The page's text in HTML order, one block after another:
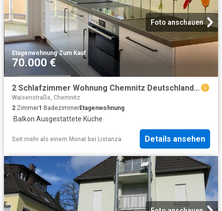
Foto anschauen
Etagenwohnung·Zum Kauf
70.000 €
2 Schlafzimmer Wohnung Chemnitz Deutschland 96271199
Waisenstraße, Chemnitz
2 Zimmer1 BadezimmerEtagenwohnung
·Balkon·Ausgestattete Küche
Seit mehr als einem Monat bei Listanza Details ansehen